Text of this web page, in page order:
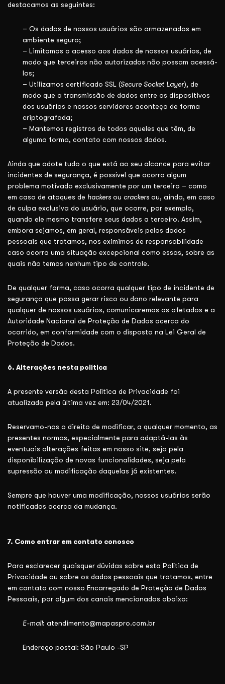
destacamos as seguintes:
– Os dados de nossos usuários são armazenados em
ambiente seguro;
– Limitamos o acesso aos dados de nossos usuários, de
modo que terceiros não autorizados não possam acessá-
los;
– Utilizamos certificado SSL (Secure Socket Layer), de
modo que a transmissão de dados entre os dispositivos
dos usuários e nossos servidores aconteça de forma
criptografada;
– Mantemos registros de todos aqueles que têm, de
alguma forma, contato com nossos dados.
Ainda que adote tudo o que está ao seu alcance para evitar
incidentes de segurança, é possível que ocorra algum
problema motivado exclusivamente por um terceiro – como
em caso de ataques de hackers ou crackers ou, ainda, em caso
de culpa exclusiva do usuário, que ocorre, por exemplo,
quando ele mesmo transfere seus dados a terceiro. Assim,
embora sejamos, em geral, responsáveis pelos dados
pessoais que tratamos, nos eximimos de responsabilidade
caso ocorra uma situação excepcional como essas, sobre as
quais não temos nenhum tipo de controle.
De qualquer forma, caso ocorra qualquer tipo de incidente de
segurança que possa gerar risco ou dano relevante para
qualquer de nossos usuários, comunicaremos os afetados e a
Autoridade Nacional de Proteção de Dados acerca do
ocorrido, em conformidade com o disposto na Lei Geral de
Proteção de Dados.
6. Alterações nesta política
A presente versão desta Política de Privacidade foi
atualizada pela última vez em: 23/04/2021.
Reservamo-nos o direito de modificar, a qualquer momento, as
presentes normas, especialmente para adaptá-las às
eventuais alterações feitas em nosso site, seja pela
disponibilização de novas funcionalidades, seja pela
supressão ou modificação daquelas já existentes.
Sempre que houver uma modificação, nossos usuários serão
notificados acerca da mudança.
7. Como entrar em contato conosco
Para esclarecer quaisquer dúvidas sobre esta Política de
Privacidade ou sobre os dados pessoais que tratamos, entre
em contato com nosso Encarregado de Proteção de Dados
Pessoais, por algum dos canais mencionados abaixo:
E-mail: atendimento@mapaspro.com.br
Endereço postal: São Paulo -SP